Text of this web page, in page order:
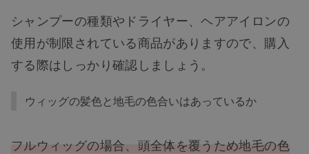
シャンプーの種類やドライヤー、ヘアアイロンの
使用が制限されている商品がありますので、購入
する際はしっかり確認しましょう。
ウィッグの髪色と地毛の色合いはあっているか
フルウィッグの場合、頭全体を覆うため地毛の色